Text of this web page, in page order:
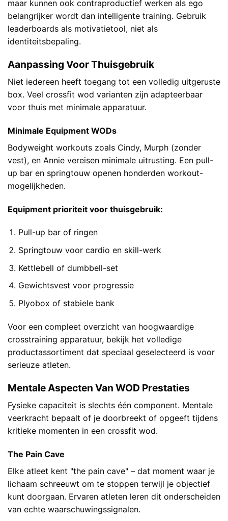
maar kunnen ook contraproductief werken als ego
belangrijker wordt dan intelligente training. Gebruik
leaderboards als motivatietool, niet als
identiteitsbepaling.
Aanpassing Voor Thuisgebruik
Niet iedereen heeft toegang tot een volledig uitgeruste
box. Veel crossfit wod varianten zijn adapteerbaar
voor thuis met minimale apparatuur.
Minimale Equipment WODs
Bodyweight workouts zoals Cindy, Murph (zonder
vest), en Annie vereisen minimale uitrusting. Een pull-
up bar en springtouw openen honderden workout-
mogelijkheden.
Equipment prioriteit voor thuisgebruik:
Pull-up bar of ringen
Springtouw voor cardio en skill-werk
Kettlebell of dumbbell-set
Gewichtsvest voor progressie
Plyobox of stabiele bank
Voor een compleet overzicht van hoogwaardige
crosstraining apparatuur, bekijk het volledige
productassortiment dat speciaal geselecteerd is voor
serieuze atleten.
Mentale Aspecten Van WOD Prestaties
Fysieke capaciteit is slechts één component. Mentale
veerkracht bepaalt of je doorbreekt of opgeeft tijdens
kritieke momenten in een crossfit wod.
The Pain Cave
Elke atleet kent "the pain cave" – dat moment waar je
lichaam schreeuwt om te stoppen terwijl je objectief
kunt doorgaan. Ervaren atleten leren dit onderscheiden
van echte waarschuwingssignalen.